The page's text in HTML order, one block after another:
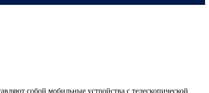
собой мобильные устройства с телескопической